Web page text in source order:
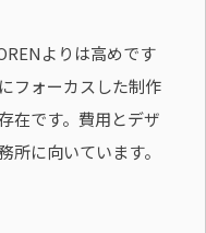
よりは高めです
フォーカスした制作
在です。費用とデザ
所に向いています。